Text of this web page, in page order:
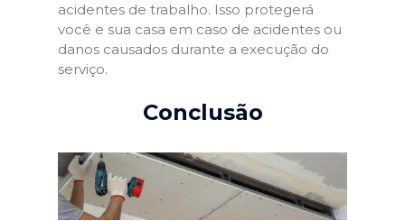
acidentes de trabalho. Isso protegerá
você e sua casa em caso de acidentes ou
danos causados durante a execução do
serviço.
Conclusão